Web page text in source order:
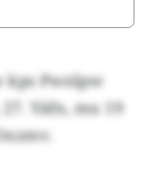
kps Pwnlpw
Yäfn, mu 19